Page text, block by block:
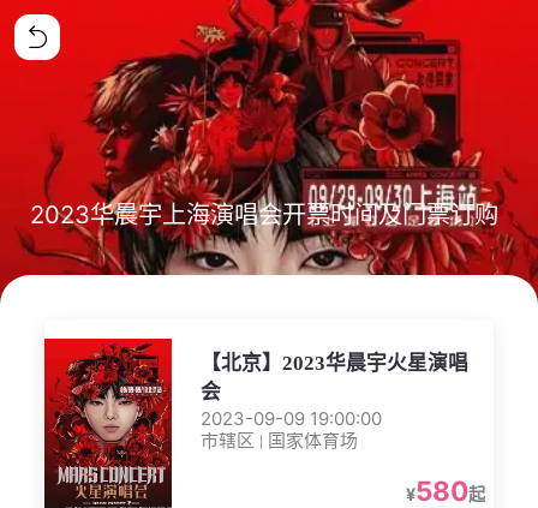
2023华晨宇上海演唱会开票时间及门票订购
【北京】2023华晨宇火星演唱
会
2023-09-09 19:00:00
市辖区 | 国家体育场
¥580起